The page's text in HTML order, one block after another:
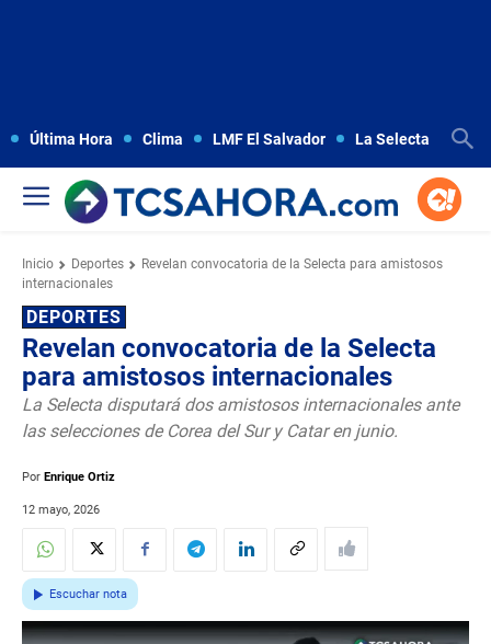
Última Hora Clima LMF El Salvador La Selecta
Inicio Deportes
Revelan convocatoria de la Selecta para amistosos
internacionales
DEPORTES
Revelan convocatoria de la Selecta
para amistosos internacionales
La Selecta disputará dos amistosos internacionales ante
las selecciones de Corea del Sur y Catar en junio.
Por Enrique Ortiz
12 mayo, 2026
Escuchar nota